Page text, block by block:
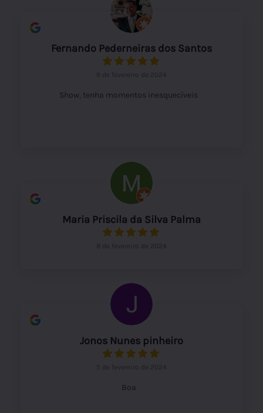
Fernando Pederneiras dos Santos
9 de fevereiro de 2024
Show, tenha momentos inesquecíveis
Maria Priscila da Silva Palma
8 de fevereiro de 2024
Jonos Nunes pinheiro
5 de fevereiro de 2024
Boa